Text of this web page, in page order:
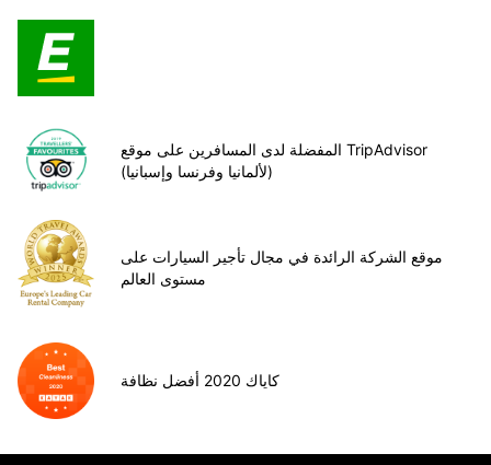
المفضلة لدى المسافرين على موقع TripAdvisor
(لألمانيا وفرنسا وإسبانيا)
موقع الشركة الرائدة في مجال تأجير السيارات على
مستوى العالم
كاياك 2020 أفضل نظافة